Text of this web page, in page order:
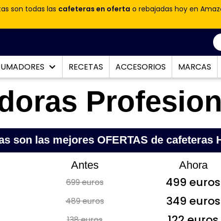
son todas las cafeteras en oferta o rebajadas hoy en
RECETAS ACCESORIOS MARCAS
son las mejores OFERTAS de cafeteras
Antes Ahora
699 euros 499 euros
489 euros 349 euros